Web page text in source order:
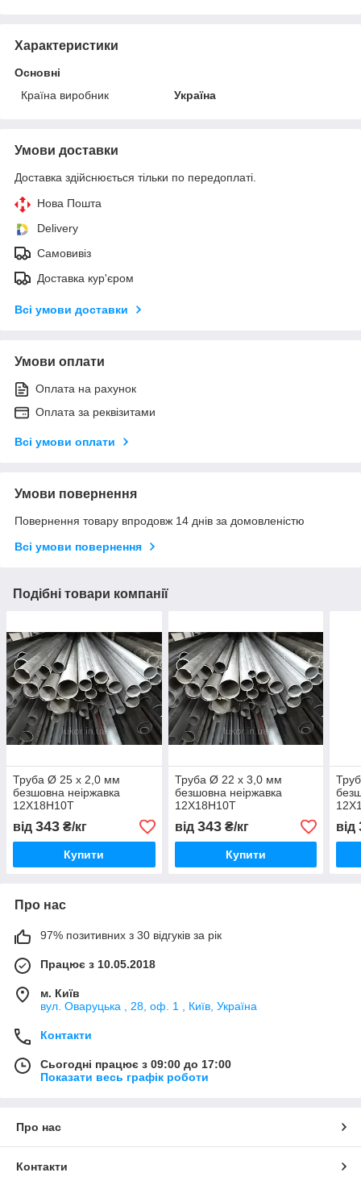
Характеристики
Основні
Країна виробник
Україна
Умови доставки
Доставка здійснюється тільки по передоплаті.
Нова Пошта
Delivery
Самовивіз
Доставка кур'єром
Всі умови доставки
Умови оплати
Оплата на рахунок
Оплата за реквізитами
Всі умови оплати
Умови повернення
Повернення товару впродовж 14 днів за домовленістю
Всі умови повернення
Подібні товари компанії
Труба Ø 25 х 2,0 мм
безшовна неіржавка
12Х18Н10Т
від 343 ₴/кг
Купити
Труба Ø 22 х 3,0 мм
безшовна неіржавка
12Х18Н10Т
від 343₴/кг
Купити
від
Про нас
97% позитивних з 30 відгуків за рік
Працює з 10.05.2018
м. Київ
вул. Оваруцька , 28, оф. 1 , Київ, Україна
Контакти
Сьогодні працює з 09:00 до 17:00
Показати весь графік роботи
Про нас
Контакти